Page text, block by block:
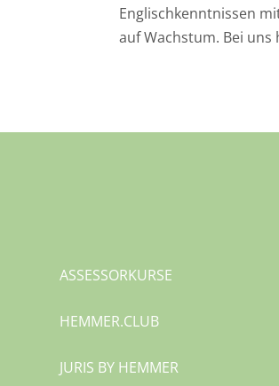
Englischkenntnissen
auf Wachstum. Bei uns
ASSESSORKURSE
HEMMER.CLUB
JURIS BY HEMMER